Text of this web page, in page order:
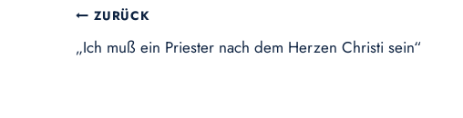
Beitragsnavigation
ZURÜCK
„Ich muß ein Priester nach dem Herzen Christi sein“